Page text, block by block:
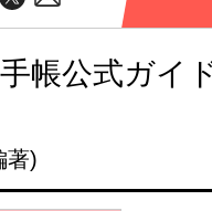
帳公式ガイ
著)